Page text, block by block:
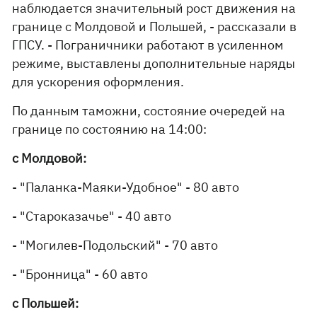
наблюдается значительный рост движения на
границе с Молдовой и Польшей, - рассказали в
ГПСУ. - Пограничники работают в усиленном
режиме, выставлены дополнительные наряды
для ускорения оформления.
По данным таможни, состояние очередей на
границе по состоянию на 14:00:
с Молдовой:
- "Паланка-Маяки-Удобное" - 80 авто
- "Староказачье" - 40 авто
- "Могилев-Подольский" - 70 авто
- "Бронница" - 60 авто
с Польшей: